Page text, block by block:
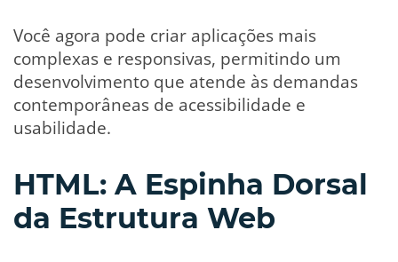
Você agora pode criar aplicações mais
complexas e responsivas, permitindo um
desenvolvimento que atende às demandas
contemporâneas de acessibilidade e
usabilidade.
HTML: A Espinha Dorsal
da Estrutura Web